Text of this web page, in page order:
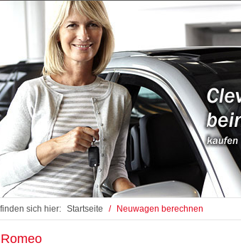
sich hier: Startseite / Neuwagen berechnen